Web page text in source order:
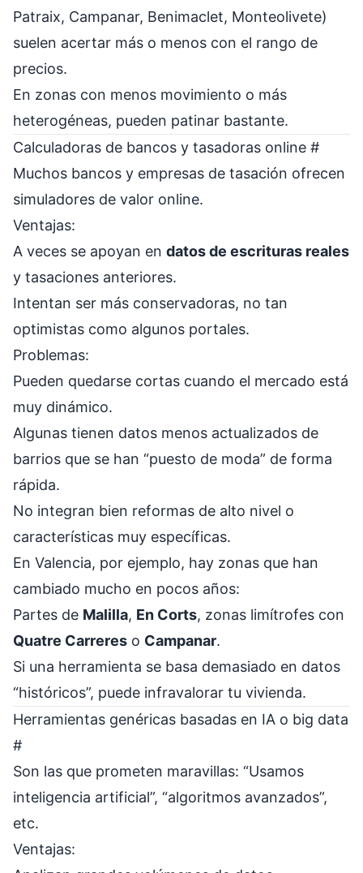
Patraix, Campanar, Benimaclet, Monteolivete)
suelen acertar más o menos con el rango de
precios.
En zonas con menos movimiento o más
heterogéneas, pueden patinar bastante.
Calculadoras de bancos y tasadoras online #
Muchos bancos y empresas de tasación ofrecen
simuladores de valor online.
Ventajas:
A veces se apoyan en datos de escrituras reales
y tasaciones anteriores.
Intentan ser más conservadoras, no tan
optimistas como algunos portales.
Problemas:
Pueden quedarse cortas cuando el mercado está
muy dinámico.
Algunas tienen datos menos actualizados de
barrios que se han “puesto de moda” de forma
rápida.
No integran bien reformas de alto nivel o
características muy específicas.
En Valencia, por ejemplo, hay zonas que han
cambiado mucho en pocos años:
Partes de Malilla, En Corts, zonas limítrofes con
Quatre Carreres o Campanar.
Si una herramienta se basa demasiado en datos
“históricos”, puede infravalorar tu vivienda.
Herramientas genéricas basadas en IA o big data
#
Son las que prometen maravillas: “Usamos
inteligencia artificial”, “algoritmos avanzados”,
etc.
Ventajas: